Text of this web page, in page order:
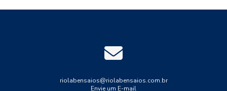
Indústria
Medição de espessura
Medição de espessura de tinta
riolabensaios@riolabensaios.com.br
Envie um E-mail